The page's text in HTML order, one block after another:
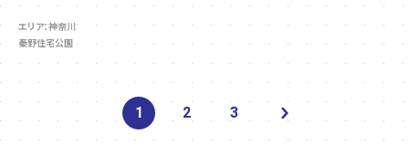
エリア：神奈川
秦野住宅公園
1 2 3